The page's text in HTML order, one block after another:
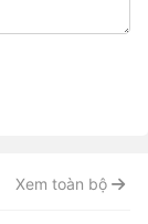
Xem toàn bộ